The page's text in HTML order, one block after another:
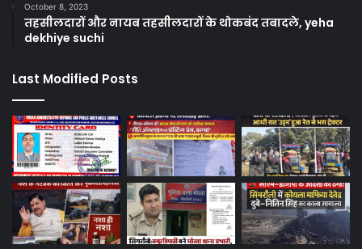
October 8, 2023
तहसीलदारों और नायब तहसीलदारों के थोकबंद तबादले, yeha
dekhiye suchi
Last Modified Posts